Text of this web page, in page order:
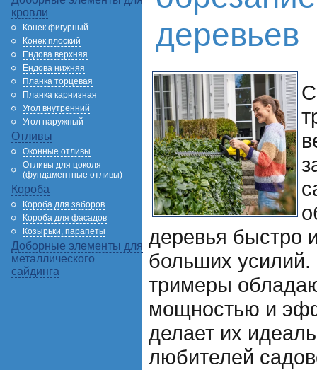
кровли
Конек фигурный
Конек плоский
Ендова верхняя
Ендова нижняя
Планка торцевая
Планка карнизная
Угол внутренний
Угол наружный
Отливы
Оконные отливы
Отливы для цоколя
(фундаментные отливы)
Короба
Короба для заборов
Короба для фасадов
Козырьки, парапеты
Доборные элементы для
металлического
сайдинга
деревьев
деревья быстро
больших усилий.
тримеры
мощностью и
делает их
любителей